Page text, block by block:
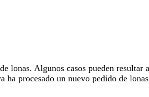
lonas. Algunos casos pueden
procesado un nuevo pedido de